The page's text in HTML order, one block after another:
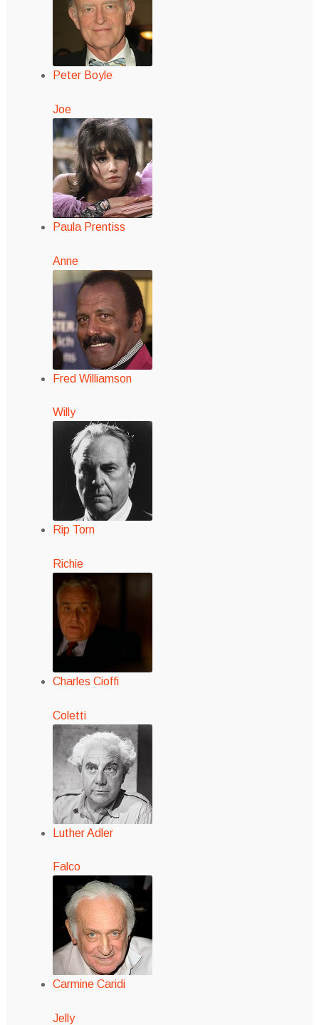
Peter Boyle
Joe
Paula Prentiss
Anne
Fred Williamson
Willy
Rip Torn
Richie
Charles Cioffi
Coletti
Luther Adler
Falco
Carmine Caridi
Jelly